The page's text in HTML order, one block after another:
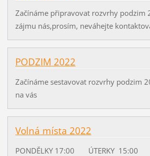
Začínáme připravovat rozvrhy podzim
zájmu nás,prosím, neváhejte
PODZIM 2022
Začínáme sestavovat rozvrhy podzim
na vás
Volná místa 2022
PONDĚLKY 17:00 ÚTERKY 15:00